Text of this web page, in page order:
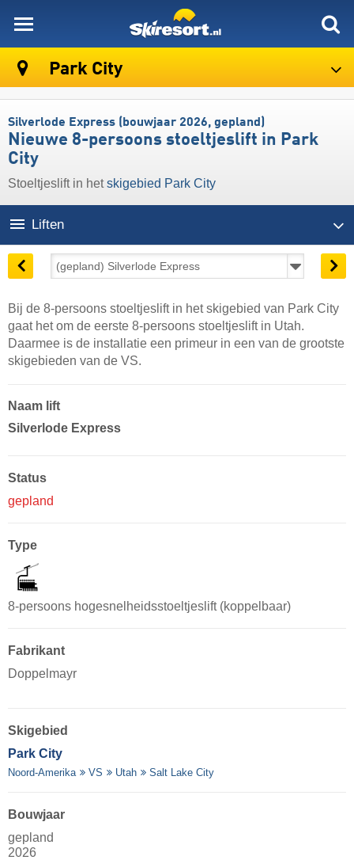
Park City
Silverlode Express (bouwjaar 2026, gepland)
Nieuwe 8-persoons stoeltjeslift in Park
City
Stoeltjeslift in hetskigebied Park City
Liften
Bij de 8-persoons stoeltjeslift in het skigebied van Park City
gaat het om de eerste 8-persoons stoeltjeslift in Utah.
Daarmee is de installatie een primeur in een van de grootste
skigebieden van de VS.
Naam lift
Silverlode Express
Status
gepland
Type
8-persoons hogesnelheidsstoeltjeslift (koppelbaar)
Fabrikant
Doppelmayr
Skigebied
Park City
Noord-Amerika VS Utah Salt Lake City
Bouwjaar
gepland
2026